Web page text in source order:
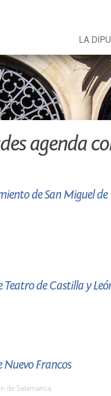
LA
agenda
de San Miguel de
de Castilla y
Nuevo Francos
de Salamanca